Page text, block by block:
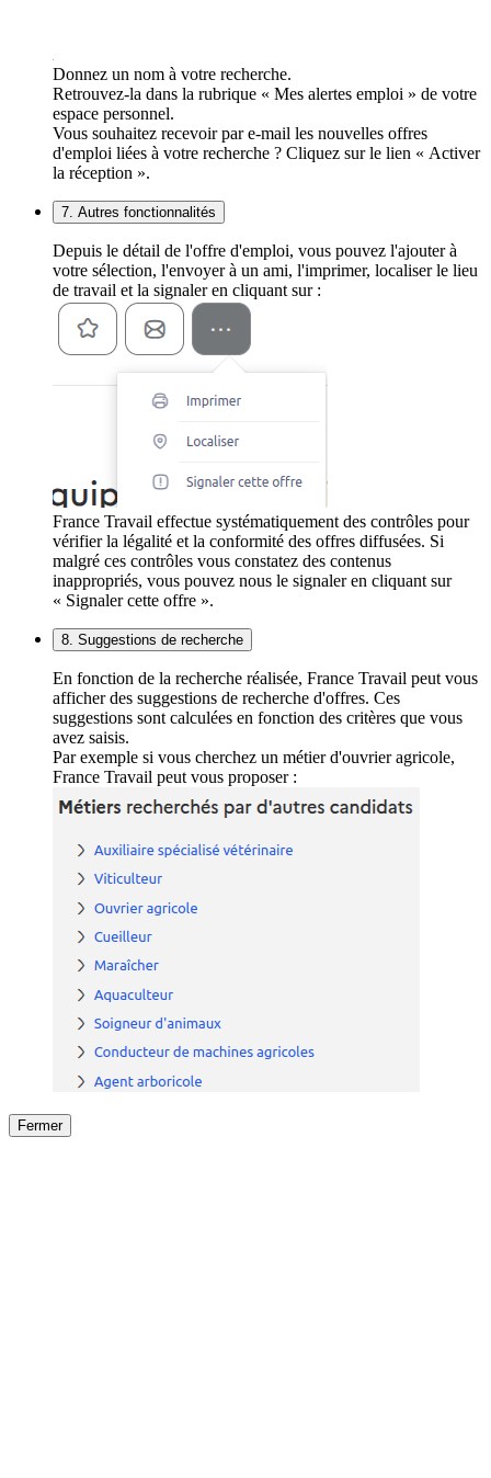
Donnez un nom à votre recherche.
Retrouvez-la dans la rubrique « Mes alertes emploi » de votre
espace personnel.
Vous souhaitez recevoir par e-mail les nouvelles offres
d'emploi liées à votre recherche ? Cliquez sur le lien « Activer
la réception ».
7. Autres fonctionnalités
Depuis le détail de l'offre d'emploi, vous pouvez l'ajouter à
votre sélection, l'envoyer à un ami, l'imprimer, localiser le lieu
de travail et la signaler en cliquant sur :
France Travail effectue systématiquement des contrôles pour
vérifier la légalité et la conformité des offres diffusées. Si
malgré ces contrôles vous constatez des contenus
inappropriés, vous pouvez nous le signaler en cliquant sur
« Signaler cette offre ».
8. Suggestions de recherche
En fonction de la recherche réalisée, France Travail peut vous
afficher des suggestions de recherche d'offres. Ces
suggestions sont calculées en fonction des critères que vous
avez saisis.
Par exemple si vous cherchez un métier d'ouvrier agricole,
France Travail peut vous proposer :
Fermer